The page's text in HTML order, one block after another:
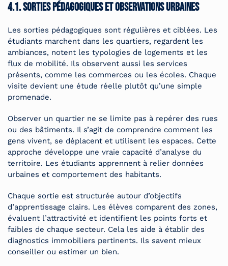
4.1. Sorties pédagogiques et observations urbaines
Les sorties pédagogiques sont régulières et ciblées. Les
étudiants marchent dans les quartiers, regardent les
ambiances, notent les typologies de logements et les
flux de mobilité. Ils observent aussi les services
présents, comme les commerces ou les écoles. Chaque
visite devient une étude réelle plutôt qu’une simple
promenade.
Observer un quartier ne se limite pas à repérer des rues
ou des bâtiments. Il s’agit de comprendre comment les
gens vivent, se déplacent et utilisent les espaces. Cette
approche développe une vraie capacité d’analyse du
territoire. Les étudiants apprennent à relier données
urbaines et comportement des habitants.
Chaque sortie est structurée autour d’objectifs
d’apprentissage clairs. Les élèves comparent des zones,
évaluent l’attractivité et identifient les points forts et
faibles de chaque secteur. Cela les aide à établir des
diagnostics immobiliers pertinents. Ils savent mieux
conseiller ou estimer un bien.